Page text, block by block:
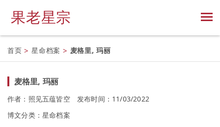
果老星宗
首页 > 星命档案 > 麦格里, 玛丽
麦格里, 玛丽
作者：照见五蕴皆空
发布时间：11/03/2022
博文分类： 星命档案